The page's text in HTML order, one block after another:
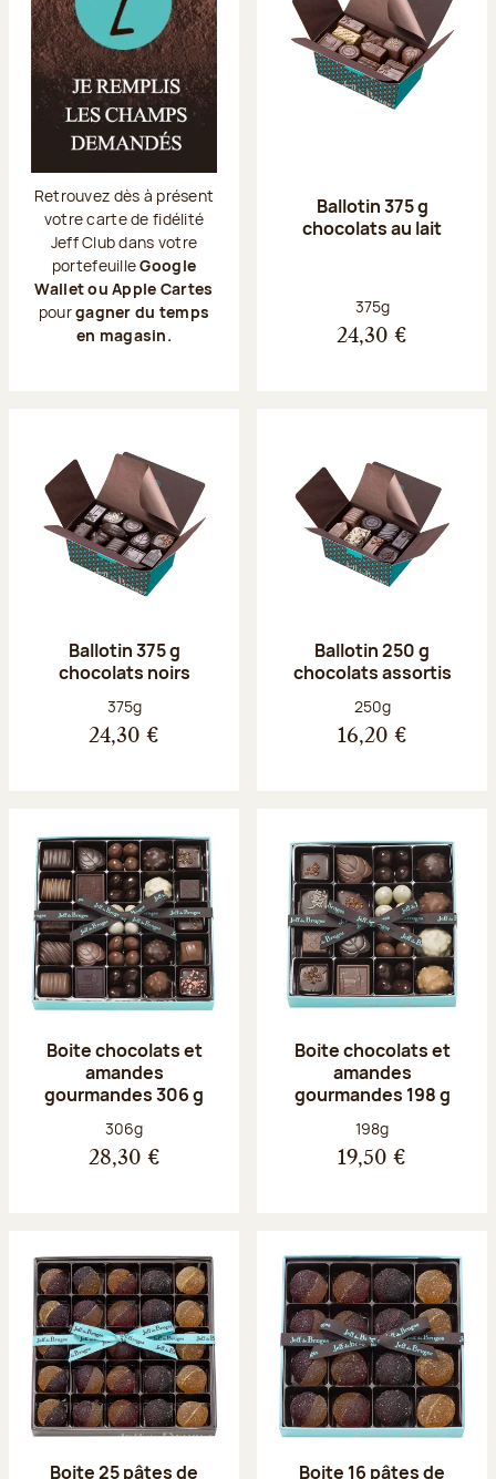
Retrouvez dès à présent
votre carte de fidélité
Jeff Club dans votre
portefeuilleGoogle
Wallet ou Apple Cartes
pourgagner du temps
en magasin.
Ballotin 375 g
chocolats au lait
Poids net :
375g
24,30 €
Ballotin 375 g
chocolats noirs
Poids net :
375g
24,30 €
Ballotin 250 g
chocolats assortis
Poids net :
250g
16,20 €
Boite chocolats et
amandes
gourmandes 306 g
Poids net :
306g
28,30 €
Boite chocolats et
amandes
gourmandes 198 g
Poids net :
198g
19,50 €
Boite 25 pâtes de Boite 16 pâtes de